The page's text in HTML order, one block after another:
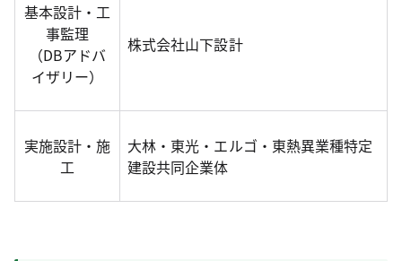
基本設計・工
事監理
（DBアドバ
イザリー）
株式会社山下設計
実施設計・施
工
大林・東光・エルゴ・東熱異業種特定
建設共同企業体